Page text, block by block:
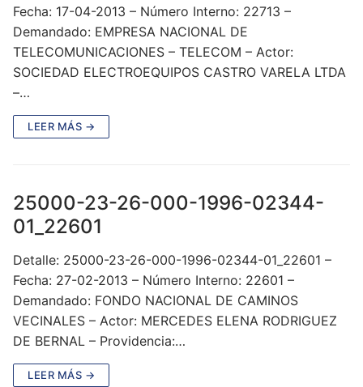
Fecha: 17-04-2013 – Número Interno: 22713 –
Demandado: EMPRESA NACIONAL DE
TELECOMUNICACIONES – TELECOM – Actor:
SOCIEDAD ELECTROEQUIPOS CASTRO VARELA LTDA
–…
LEER MÁS →
25000-23-26-000-1996-02344-
01_22601
Detalle: 25000-23-26-000-1996-02344-01_22601 –
Fecha: 27-02-2013 – Número Interno: 22601 –
Demandado: FONDO NACIONAL DE CAMINOS
VECINALES – Actor: MERCEDES ELENA RODRIGUEZ
DE BERNAL – Providencia:…
LEER MÁS →